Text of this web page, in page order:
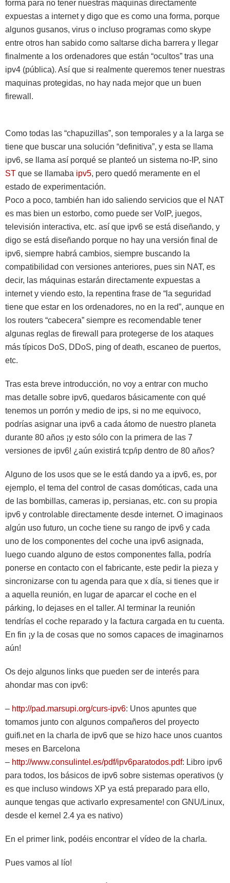
forma para no tener nuestras maquinas directamente
expuestas a internet y digo que es como una forma, porque
algunos gusanos, virus o incluso programas como skype
entre otros han sabido como saltarse dicha barrera y llegar
finalmente a los ordenadores que están “ocultos” tras una
ipv4 (pública). Así que si realmente queremos tener nuestras
maquinas protegidas, no hay nada mejor que un buen
firewall.
Como todas las “chapuzillas”, son temporales y a la larga se
tiene que buscar una solución “definitiva”, y esta se llama
ipv6, se llama así porqué se planteó un sistema no-IP, sino
ST que se llamaba ipv5, pero quedó meramente en el
estado de experimentación.
Poco a poco, también han ido saliendo servicios que el NAT
es mas bien un estorbo, como puede ser VoIP, juegos,
televisión interactiva, etc. así que ipv6 se está diseñando, y
digo se está diseñando porque no hay una versión final de
ipv6, siempre habrá cambios, siempre buscando la
compatibilidad con versiones anteriores, pues sin NAT, es
decir, las máquinas estarán directamente expuestas a
internet y viendo esto, la repentina frase de “la seguridad
tiene que estar en los ordenadores, no en la red”, aunque en
los routers “cabecera” siempre es recomendable tener
algunas reglas de firewall para protegerse de los ataques
más típicos DoS, DDoS, ping of death, escaneo de puertos,
etc.
Tras esta breve introducción, no voy a entrar con mucho
mas detalle sobre ipv6, quedaros básicamente con qué
tenemos un porrón y medio de ips, si no me equivoco,
podrías asignar una ipv6 a cada átomo de nuestro planeta
durante 80 años ¡y esto sólo con la primera de las 7
versiones de ipv6! ¿aún existirá tcp/ip dentro de 80 años?
Alguno de los usos que se le está dando ya a ipv6, es, por
ejemplo, el tema del control de casas domóticas, cada una
de las bombillas, cameras ip, persianas, etc. con su propia
ipv6 y controlable directamente desde internet. O imaginaos
algún uso futuro, un coche tiene su rango de ipv6 y cada
uno de los componentes del coche una ipv6 asignada,
luego cuando alguno de estos componentes falla, podría
ponerse en contacto con el fabricante, este pedir la pieza y
sincronizarse con tu agenda para que x día, si tienes que ir
a aquella reunión, en lugar de aparcar el coche en el
párking, lo dejases en el taller. Al terminar la reunión
tendrías el coche reparado y la factura cargada en tu cuenta.
En fin ¡y la de cosas que no somos capaces de imaginarnos
aún!
Os dejo algunos links que pueden ser de interés para
ahondar mas con ipv6:
– http://pad.marsupi.org/curs-ipv6: Unos apuntes que
tomamos junto con algunos compañeros del proyecto
guifi.net en la charla de ipv6 que se hizo hace unos cuantos
meses en Barcelona
– http://www.consulintel.es/pdf/ipv6paratodos.pdf: Libro ipv6
para todos, los básicos de ipv6 sobre sistemas operativos (y
es que incluso windows XP ya está preparado para ello,
aunque tengas que activarlo expresamente! con GNU/Linux,
desde el kernel 2.4 ya es nativo)
En el primer link, podéis encontrar el vídeo de la charla.
Pues vamos al lío!